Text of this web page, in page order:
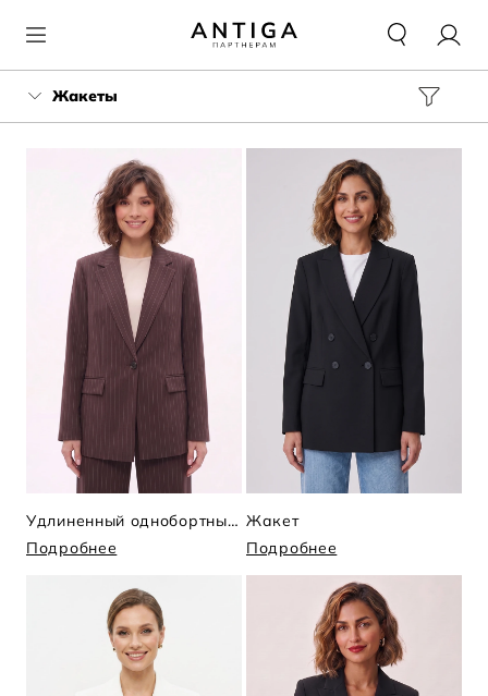
Удлиненный однобортный жакет в полоску
Подробнее
Жакет
Подробнее
Жакеты